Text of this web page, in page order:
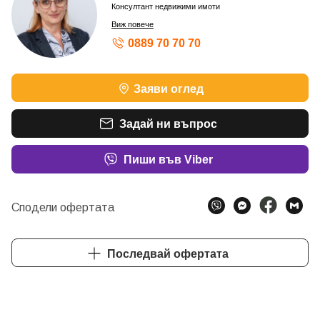
Консултант недвижими имоти
Виж повече
0889 70 70 70
Заяви оглед
Задай ни въпрос
Пиши във Viber
Сподели офертата
Последвай офертата